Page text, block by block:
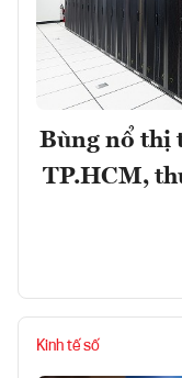
Bùng nổ thị
TP.HCM,
Kinh tế số